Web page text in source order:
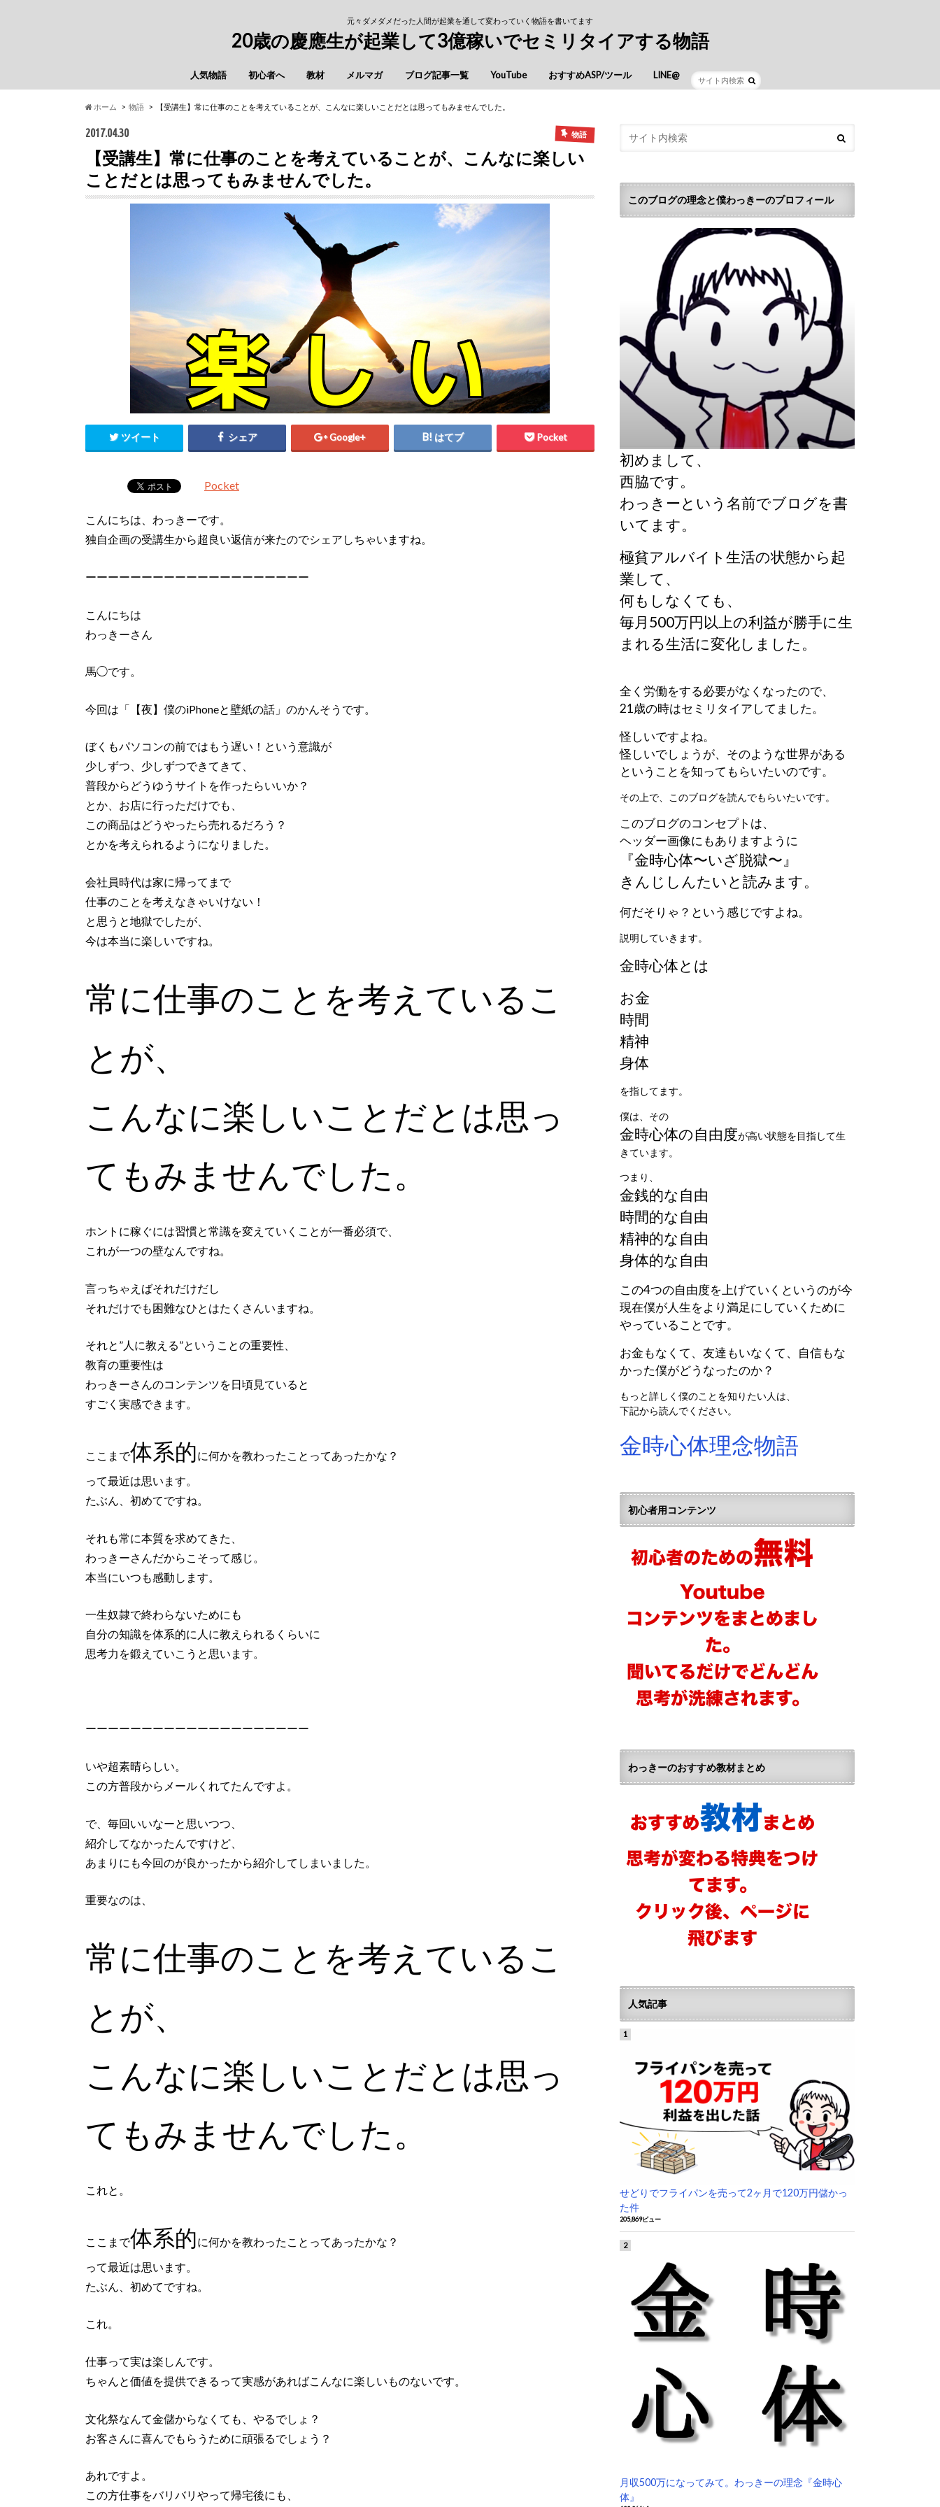
元々ダメダメだった人間が起業を通して変わっていく物語を書いてます
20歳の慶應生が起業して3億稼いでセミリタイアする物語
人気物語 初心者へ 教材 メルマガ ブログ記事一覧 YouTube おすすめASP/ツール LINE@
ホーム 物語 【受講生】常に仕事のことを考えていることが、こんなに楽しいことだとは思ってもみませんでした。
2017.04.30 物語
【受講生】常に仕事のことを考えていることが、こんなに楽しい
ことだとは思ってもみませんでした。
ツイート シェア Google+ はてブ Pocket
Pocket
こんにちは、わっきーです。
独自企画の受講生から超良い返信が来たのでシェアしちゃいますね。
ーーーーーーーーーーーーーーーーーーーー
こんにちは
わっきーさん
馬◯です。
今回は「【夜】僕のiPhoneと壁紙の話」のかんそうです。
ぼくもパソコンの前ではもう遅い！という意識が
少しずつ、少しずつできてきて、
普段からどうゆうサイトを作ったらいいか？
とか、お店に行っただけでも、
この商品はどうやったら売れるだろう？
とかを考えられるようになりました。
会社員時代は家に帰ってまで
仕事のことを考えなきゃいけない！
と思うと地獄でしたが、
今は本当に楽しいですね。
常に仕事のことを考えているこ
とが、
こんなに楽しいことだとは思っ
てもみませんでした。
ホントに稼ぐには習慣と常識を変えていくことが一番必須で、
これが一つの壁なんですね。
言っちゃえばそれだけだし
それだけでも困難なひとはたくさんいますね。
それと”人に教える”ということの重要性、
教育の重要性は
わっきーさんのコンテンツを日頃見ていると
すごく実感できます。
ここまで体系的に何かを教わったことってあったかな？
って最近は思います。
たぶん、初めてですね。
それも常に本質を求めてきた、
わっきーさんだからこそって感じ。
本当にいつも感動します。
一生奴隷で終わらないためにも
自分の知識を体系的に人に教えられるくらいに
思考力を鍛えていこうと思います。
ーーーーーーーーーーーーーーーーーーーー
いや超素晴らしい。
この方普段からメールくれてたんですよ。
で、毎回いいなーと思いつつ、
紹介してなかったんですけど、
あまりにも今回のが良かったから紹介してしまいました。
重要なのは、
常に仕事のことを考えているこ
とが、
こんなに楽しいことだとは思っ
てもみませんでした。
これと。
ここまで体系的に何かを教わったことってあったかな？
って最近は思います。
たぶん、初めてですね。
これ。
仕事って実は楽しんです。
ちゃんと価値を提供できるって実感があればこんなに楽しいものないです。
文化祭なんて金儲からなくても、やるでしょ？
お客さんに喜んでもらうために頑張るでしょう？
あれですよ。
この方仕事をバリバリやって帰宅後にも、
このブログの理念と僕わっきーのプロフィール
初めまして、
西脇です。
わっきーという名前でブログを書
いてます。
極貧アルバイト生活の状態から起
業して、
何もしなくても、
毎月500万円以上の利益が勝手に生
まれる生活に変化しました。
全く労働をする必要がなくなったので、
21歳の時はセミリタイアしてました。
怪しいですよね。
怪しいでしょうが、そのような世界がある
ということを知ってもらいたいのです。
その上で、このブログを読んでもらいたいです。
このブログのコンセプトは、
ヘッダー画像にもありますように
『金時心体〜いざ脱獄〜』
きんじしんたいと読みます。
何だそりゃ？という感じですよね。
説明していきます。
金時心体とは
お金
時間
精神
身体
を指してます。
僕は、その
金時心体の自由度が高い状態を目指して生
きています。
つまり、
金銭的な自由
時間的な自由
精神的な自由
身体的な自由
この4つの自由度を上げていくというのが今
現在僕が人生をより満足にしていくために
やっていることです。
お金もなくて、友達もいなくて、自信もな
かった僕がどうなったのか？
もっと詳しく僕のことを知りたい人は、
下記から読んでください。
金時心体理念物語
初心者用コンテンツ
わっきーのおすすめ教材まとめ
人気記事
せどりでフライパンを売って2ヶ月で120万円儲かっ
た件
205,869ビュー
月収500万になってみて。わっきーの理念『金時心
体』